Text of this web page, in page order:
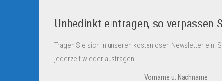
Unbedinkt eintragen, so verpassen
Tragen Sie sich in unseren kostenlosen Newsletter ein!
jederzeit wieder austragen!
Vorname u. Nachname